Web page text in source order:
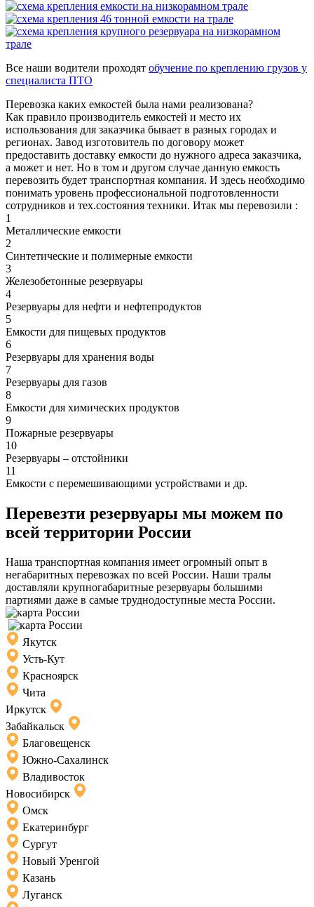
Все наши водители проходят обучение по креплению грузов у
специалиста ПТО
Перевозка каких емкостей была нами реализована?
Как правило производитель емкостей и место их
использования для заказчика бывает в разных городах и
регионах. Завод изготовитель по договору может
предоставить доставку емкости до нужного адреса заказчика,
а может и нет. Но в том и другом случае данную емкость
перевозить будет транспортная компания. И здесь необходимо
понимать уровень профессиональной подготовленности
сотрудников и тех.состояния техники. Итак мы перевозили :
1
Металлические емкости
2
Синтетические и полимерные емкости
3
Железобетонные резервуары
4
Резервуары для нефти и нефтепродуктов
5
Емкости для пищевых продуктов
6
Резервуары для хранения воды
7
Резервуары для газов
8
Емкости для химических продуктов
9
Пожарные резервуары
10
Резервуары – отстойники
11
Емкости с перемешивающими устройствами и др.
Перевезти резервуары мы можем по
всей территории России
Наша транспортная компания имеет огромный опыт в
негабаритных перевозках по всей России. Наши тралы
доставляли крупногабаритные резервуары большими
партиями даже в самые труднодоступные места России.
Якутск
Усть-Кут
Красноярск
Чита
Иркутск
Забайкальск
Благовещенск
Южно-Сахалинск
Владивосток
Новосибирск
Омск
Екатеринбург
Сургут
Новый Уренгой
Казань
Луганск